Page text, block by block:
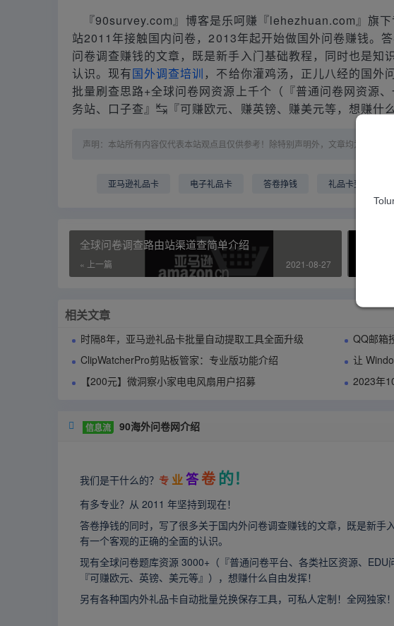
『90survey.com』博客是乐呵赚『lehezhuan.com』旗
站2011年接触国内问卷，2013年起开始做国外问卷赚钱。
问卷调查赚钱的文章，既是新手入门基础教程，同时也是知
认识。现有国外调查培训 ，不给你灌鸡汤，正儿八经的国外
批量刷查思路+全球问卷网资源上千个（『普通问卷网资源
务站、口子查』↹『可赚欧元、赚英镑、赚美元等，想赚什
声明：本站所有内容仅代表本站观点且仅供参考！除特别声明外，文章均为原创，
亚马逊礼品卡 电子礼品卡 答卷挣钱 礼品卡变现
全球问卷调查路由站渠道查简单介绍
« 上一篇 2021-08-27
相关文章
时隔8年，亚马逊礼品卡批量自动提取工具全面升级
QQ邮箱
ClipWatcherPro剪贴板管家：专业版功能介绍
让
【200元】微洞察小家电电风扇用户招募
2023年
信息流 90海外问卷网介绍

我们是干什么的？ 专 业答卷 的！
有多专业？从 2011 年坚持到现在！
答卷挣钱的同时，写了很多关于国内外问卷调查赚钱的文章，既是新手
有一个客观的正确的全面的认识。
现有全球问卷题库资源 3000+（『普通问卷平台、各类社区资源、EDU
『可赚欧元、英镑、美元等』），想赚什么自由发挥！
另有各种国内外礼品卡自动批量兑换保存工具，可私人定制！全网独家！